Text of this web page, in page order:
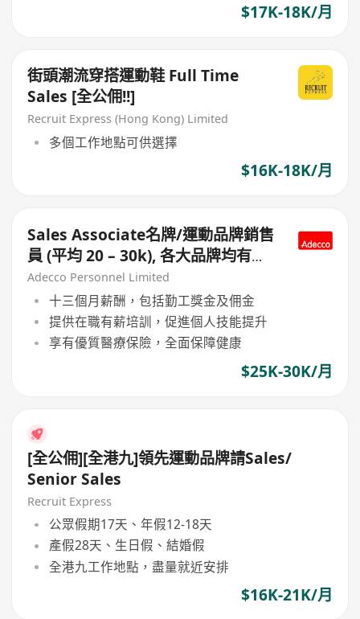
$17K-18K/月
街頭潮流穿搭運動鞋 Full Time
Sales [全公佣!!]
Recruit Express (Hong Kong) Limited
多個工作地點可供選擇
$16K-18K/月
Sales Associate名牌/運動品牌銷售
員 (平均 20 – 30k), 各大品牌均有空
缺, Senior / Supervisor 同時招募
Adecco Personnel Limited
十三個月薪酬，包括勤工獎金及佣金
提供在職有薪培訓，促進個人技能提升
享有優質醫療保險，全面保障健康
$25K-30K/月
[全公佣][全港九]領先運動品牌請Sales/
Senior Sales
Recruit Express
公眾假期17天、年假12-18天
產假28天、生日假、結婚假
全港九工作地點，盡量就近安排
$16K-21K/月